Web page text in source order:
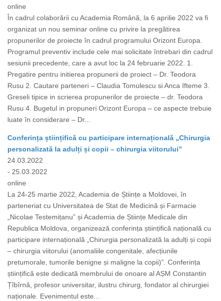
online
În cadrul colaborării cu Academia Română, la 6 aprilie 2022 va fi
organizat un nou seminar online cu privire la pregătirea
propunerilor de proiecte în cadrul programului Orizont Europa.
Programul preventiv include cele mai solicitate întrebari din cadrul
sesiunii precedente, care a avut loc la 24 februarie 2022. 1.
Pregatire pentru initierea propunerii de proiect – Dr. Teodora
Rusu 2. Cautare parteneri – Claudia Tomulescu si Anca Ifteme 3.
Greseli tipice in scrierea propunerilor de proiecte – dr. Teodora
Rusu 4. Bugetul in propuneri Orizont Europa – ce aspecte trebuie
luate în considerare – Dr...
Conferința științifică cu participare internațională „Chirurgia
personalizată la adulți și copii – chirurgia viitorului”
24.03.2022
- 25.03.2022
online
La 24-25 martie 2022, Academia de Științe a Moldovei, în
parteneriat cu Universitatea de Stat de Medicină și Farmacie
„Nicolae Testemițanu” și Academia de Științe Medicale din
Republica Moldova, organizează conferința științifică națională cu
participare internațională „Chirurgia personalizată la adulți și copii
– chirurgia viitorului (anomaliile congenitale, afecțiunile
pretumorale, tumorile benigne și maligne la copii)”. Conferința
științifică este dedicată membrului de onoare al AȘM Constantin
Țîbîrnă, profesor universitar, ilustru chirurg, fondator al chirurgiei
naționale. Evenimentul este...